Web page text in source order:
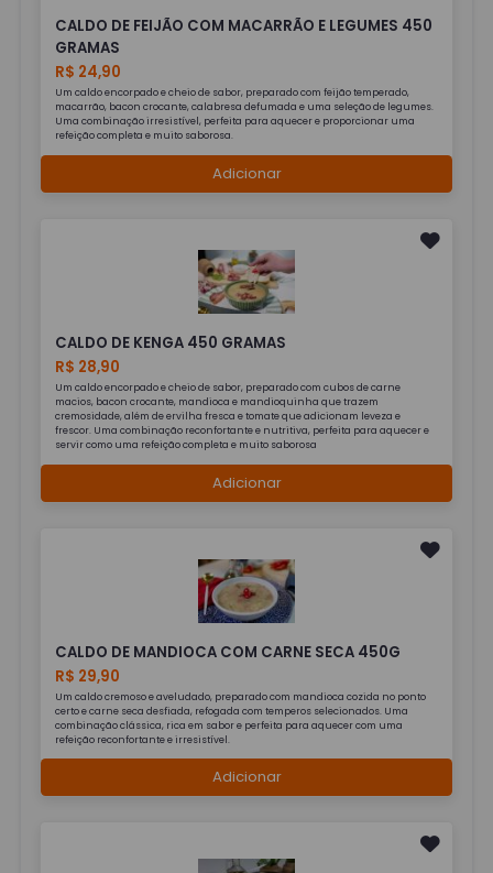
CALDO DE FEIJÃO COM MACARRÃO E LEGUMES 450
GRAMAS
R$ 24,90
Um caldo encorpado e cheio de sabor, preparado com feijão temperado,
macarrão, bacon crocante, calabresa defumada e uma seleção de legumes.
Uma combinação irresistível, perfeita para aquecer e proporcionar uma
refeição completa e muito saborosa.
Adicionar
CALDO DE KENGA 450 GRAMAS
R$ 28,90
Um caldo encorpado e cheio de sabor, preparado com cubos de carne
macios, bacon crocante, mandioca e mandioquinha que trazem
cremosidade, além de ervilha fresca e tomate que adicionam leveza e
frescor. Uma combinação reconfortante e nutritiva, perfeita para aquecer e
servir como uma refeição completa e muito saborosa
Adicionar
CALDO DE MANDIOCA COM CARNE SECA 450G
R$ 29,90
Um caldo cremoso e aveludado, preparado com mandioca cozida no ponto
certo e carne seca desfiada, refogada com temperos selecionados. Uma
combinação clássica, rica em sabor e perfeita para aquecer com uma
refeição reconfortante e irresistível.
Adicionar